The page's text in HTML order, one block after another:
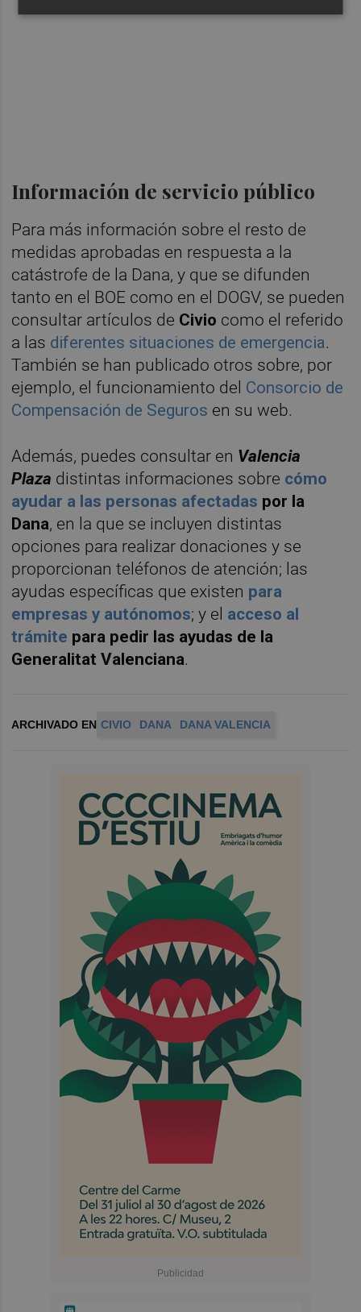
Información de servicio público
Para más información sobre el resto de
medidas aprobadas en respuesta a la
catástrofe de la Dana, y que se difunden
tanto en el BOE como en el DOGV, se pueden
consultar artículos de Civio como el referido
a las diferentes situaciones de emergencia.
También se han publicado otros sobre, por
ejemplo, el funcionamiento del Consorcio de
Compensación de Seguros en su web.
Además, puedes consultar en Valencia
Plaza distintas informaciones sobre cómo
ayudar a las personas afectadas por la
Dana, en la que se incluyen distintas
opciones para realizar donaciones y se
proporcionan teléfonos de atención; las
ayudas específicas que existen para
empresas y autónomos; y el acceso al
trámite para pedir las ayudas de la
Generalitat Valenciana.
ARCHIVADO EN CIVIO DANA DANA VALENCIA